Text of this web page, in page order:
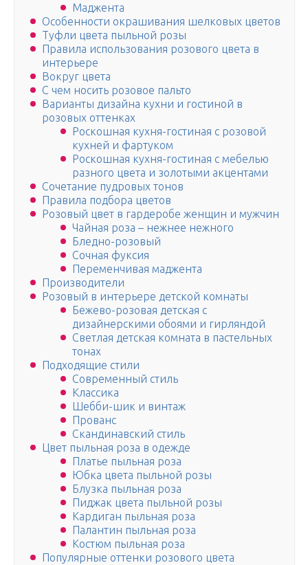
Маджента
Особенности окрашивания шелковых цветов
Туфли цвета пыльной розы
Правила использования розового цвета в
интерьере
Вокруг цвета
С чем носить розовое пальто
Варианты дизайна кухни и гостиной в
розовых оттенках
Роскошная кухня-гостиная с розовой
кухней и фартуком
Роскошная кухня-гостиная с мебелью
разного цвета и золотыми акцентами
Сочетание пудровых тонов
Правила подбора цветов
Розовый цвет в гардеробе женщин и мужчин
Чайная роза – нежнее нежного
Бледно-розовый
Сочная фуксия
Переменчивая маджента
Производители
Розовый в интерьере детской комнаты
Бежево-розовая детская с
дизайнерскими обоями и гирляндой
Светлая детская комната в пастельных
тонах
Подходящие стили
Современный стиль
Классика
Шебби-шик и винтаж
Прованс
Скандинавский стиль
Цвет пыльная роза в одежде
Платье пыльная роза
Юбка цвета пыльной розы
Блузка пыльная роза
Пиджак цвета пыльной розы
Кардиган пыльная роза
Палантин пыльная роза
Костюм пыльная роза
Популярные оттенки розового цвета